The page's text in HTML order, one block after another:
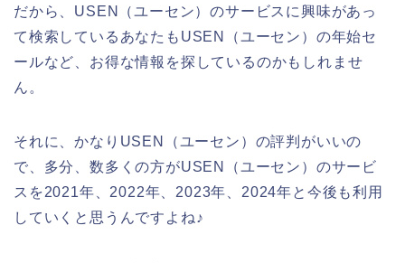
だから、USEN（ユーセン）のサービスに興味があっ
て検索しているあなたもUSEN（ユーセン）の年始セ
ールなど、お得な情報を探しているのかもしれませ
ん。
それに、かなりUSEN（ユーセン）の評判がいいの
で、多分、数多くの方がUSEN（ユーセン）のサービ
スを2021年、2022年、2023年、2024年と今後も利用
していくと思うんですよね♪